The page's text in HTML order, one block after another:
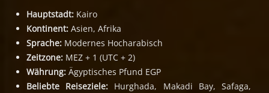
Hauptstadt: Kairo
Kontinent: Asien, Afrika
Sprache: Modernes Hocharabisch
Zeitzone: MEZ + 1 (UTC + 2)
Währung: Ägyptisches Pfund EGP
Beliebte Reiseziele: Hurghada, Makadi Bay, Safaga,